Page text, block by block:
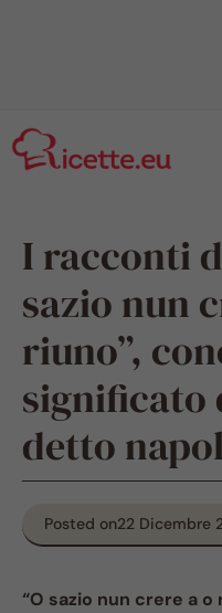
al
contenuto
I racconti
sazio nun
riuno”,
significato
detto
Posted on22 Dicembre
“O sazio nun crere a